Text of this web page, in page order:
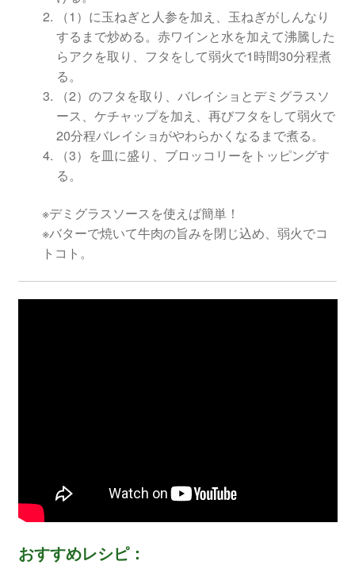
（1）に玉ねぎと人参を加え、玉ねぎがしんなり
するまで炒める。赤ワインと水を加えて沸騰した
らアクを取り、フタをして弱火で1時間30分程煮
る。
（2）のフタを取り、バレイショとデミグラスソ
ース、ケチャップを加え、再びフタをして弱火で
20分程バレイショがやわらかくなるまで煮る。
（3）を皿に盛り、ブロッコリーをトッピングす
る。
※デミグラスソースを使えば簡単！
※バターで焼いて牛肉の旨みを閉じ込め、弱火でコ
トコト。
おすすめレシピ：